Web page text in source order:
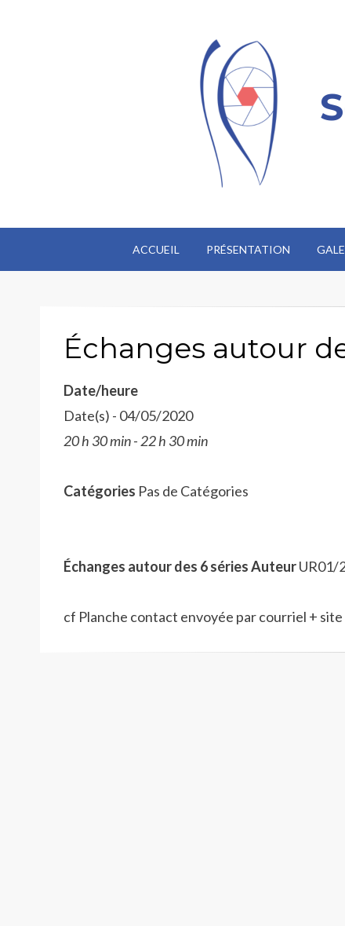
ACCUEIL PRÉSENTATION
Échanges autour
Date/heure
Date(s) - 04/05/2020
20 h 30 min - 22 h 30 min
Catégories Pas de Catégories
Échanges autour des 6 séries AuteurUR01/
cf Planche contact envoyée par courriel +